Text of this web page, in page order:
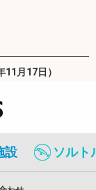
月17日）
設 ソルト